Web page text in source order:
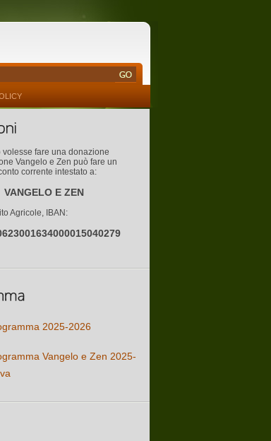
volesse fare una donazione
Vangelo e Zen può fare un
corrente intestato a:
VANGELO E ZEN
Agricole, IBAN:
2025-2026
Vangelo e Zen 2025-